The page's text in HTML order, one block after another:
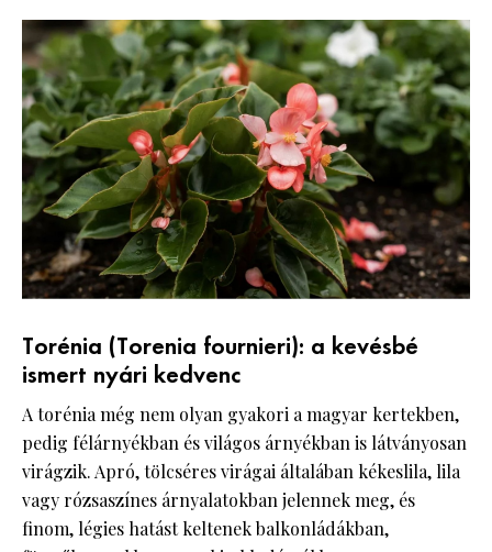
Torénia (Torenia fournieri): a kevésbé
ismert nyári kedvenc
A torénia még nem olyan gyakori a magyar kertekben,
pedig félárnyékban és világos árnyékban is látványosan
virágzik. Apró, tölcséres virágai általában kékeslila, lila
vagy rózsaszínes árnyalatokban jelennek meg, és
finom, légies hatást keltenek balkonládákban,